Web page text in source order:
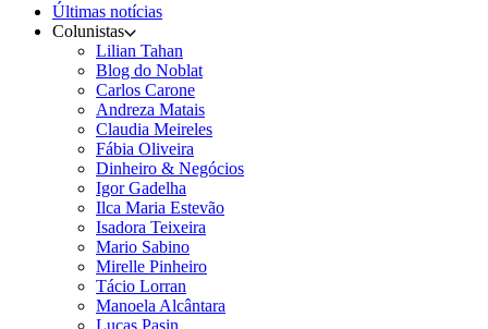
Últimas notícias
Colunistas
Lilian Tahan
Blog do Noblat
Carlos Carone
Andreza Matais
Claudia Meireles
Fábia Oliveira
Dinheiro & Negócios
Igor Gadelha
Ilca Maria Estevão
Isadora Teixeira
Mario Sabino
Mirelle Pinheiro
Tácio Lorran
Manoela Alcântara
Lucas Pasin